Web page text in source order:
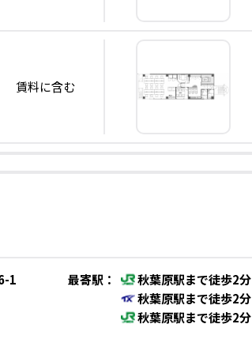
賃料に含む
1
最寄駅 ：
秋葉原駅まで徒歩2分
秋葉原駅まで徒歩2分
秋葉原駅まで徒歩2分